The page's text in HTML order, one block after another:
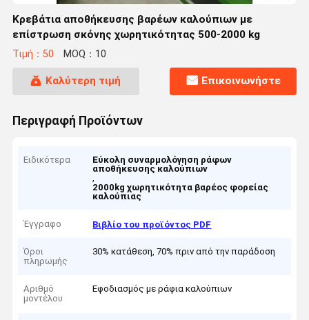
Κρεβάτια αποθήκευσης βαρέων καλούπιων με
επίστρωση σκόνης χωρητικότητας 500-2000 kg
Τιμή：50 MOQ：10
Καλύτερη τιμή Επικοινωνήστε
Περιγραφή Προϊόντων
Ειδικότερα
Εύκολη συναρμολόγηση ράφων
αποθήκευσης καλούπιων
,
2000kg χωρητικότητα βαρέος φορείας
καλούπιας
Έγγραφο Βιβλίο του προϊόντος PDF
Όροι
πληρωμής
30% κατάθεση, 70% πριν από την παράδοση
Αριθμό
μοντέλου
Εφοδιασμός με ράφια καλούπιων